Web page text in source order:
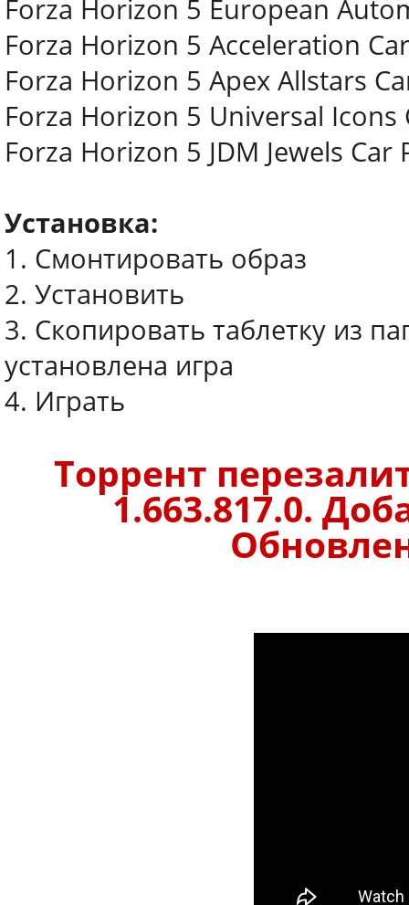
Forza Horizon 5 European
Forza Horizon 5 Acceleration
Forza Horizon 5 Apex Allstars
Forza Horizon 5 Universal Icons
Forza Horizon 5 JDM Jewels Car
Установка:
1. Смонтировать образ
2. Установить
3. Скопировать таблетку из
установлена игра
4. Играть
Торрент
1.663.817.0.